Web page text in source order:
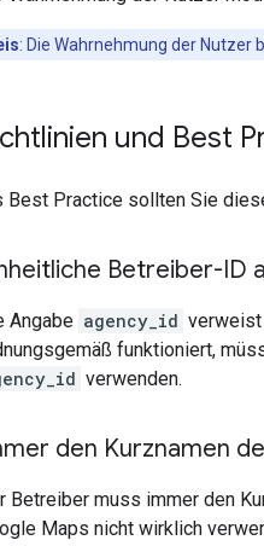
: Die Wahrnehmung der Nutzer
und Best
Best Practice sollten Sie
Betreiber-ID
Angabe agency_id
funktioniert,
verwenden.
den Kurznamen
Betreiber muss immer den
Maps nicht wirklich